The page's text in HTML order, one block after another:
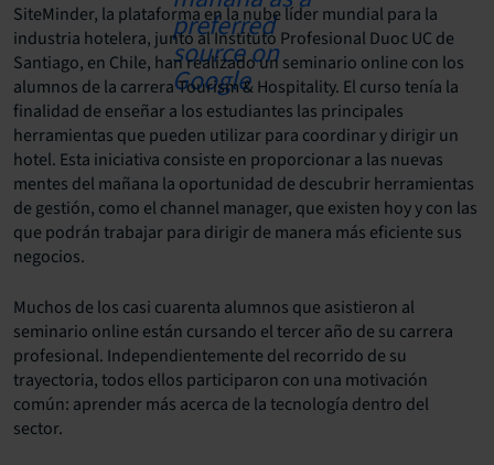
SiteMinder, la plataforma en la nube líder mundial para la
industria hotelera, junto al Instituto Profesional Duoc UC de
Santiago, en Chile, han realizado un seminario online con los
alumnos de la carrera Tourism & Hospitality. El curso tenía la
finalidad de enseñar a los estudiantes las principales
herramientas que pueden utilizar para coordinar y dirigir un
hotel. Esta iniciativa consiste en proporcionar a las nuevas
mentes del mañana la oportunidad de descubrir herramientas
de gestión, como el channel manager, que existen hoy y con las
que podrán trabajar para dirigir de manera más eficiente sus
negocios.
Muchos de los casi cuarenta alumnos que asistieron al
seminario online están cursando el tercer año de su carrera
profesional. Independientemente del recorrido de su
trayectoria, todos ellos participaron con una motivación
común: aprender más acerca de la tecnología dentro del
sector.